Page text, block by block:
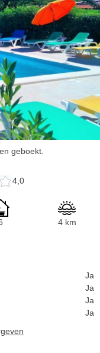
geboekt.
4,0
4 km
Ja
Ja
Ja
Ja